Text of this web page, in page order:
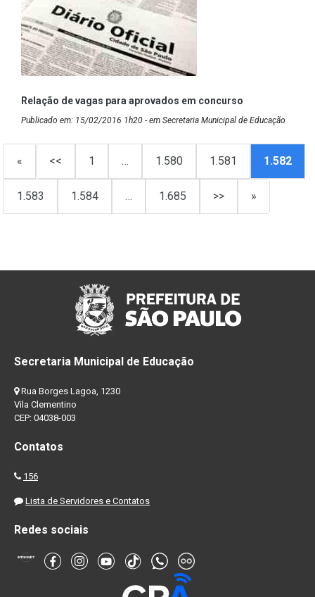
Relação de vagas para aprovados em concurso
Publicado em: 15/02/2016 1h20 - em Secretaria Municipal de Educação
« << 1 … 1.580 1.581 1.582
1.583 1.584 … 1.685 >> »
Secretaria Municipal de Educação
Rua Borges Lagoa, 1230
Vila Clementino
CEP: 04038-003
Contatos
156
Lista de Servidores e Contatos
Redes sociais